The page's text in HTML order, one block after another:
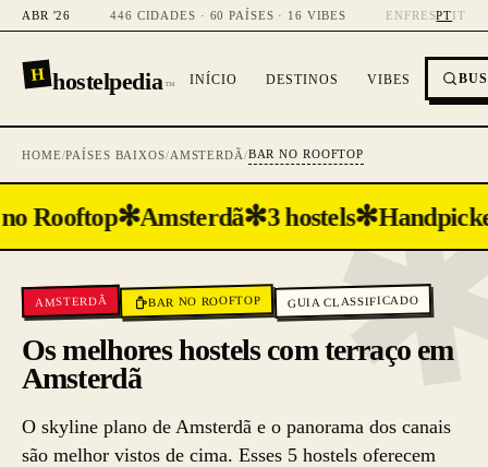
ABR '26 446 CIDADES · 60 PAÍSES · 16 VIBES EN FR ESPTIT
H hostelpedia™ INÍCIO DESTINOS VIBES
HOME/PAÍSES BAIXOS/AMSTERDÃ/BAR NO ROOFTOP
Rooftop✻Amsterdã✻3 hostels✻
AMSTERDÃ BAR NO ROOFTOP GUIA CLASSIFICADO
Os melhores hostels com terraço em
Amsterdã
O skyline plano de Amsterdã e o panorama dos canais
são melhor vistos de cima. Esses 5 hostels oferecem